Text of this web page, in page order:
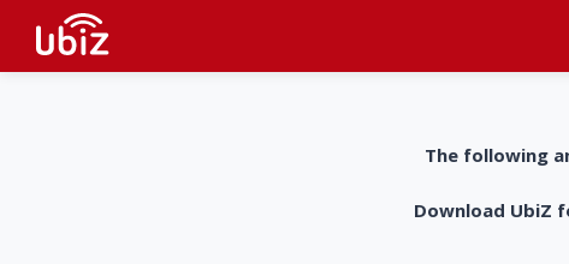
The following
Download UbiZ